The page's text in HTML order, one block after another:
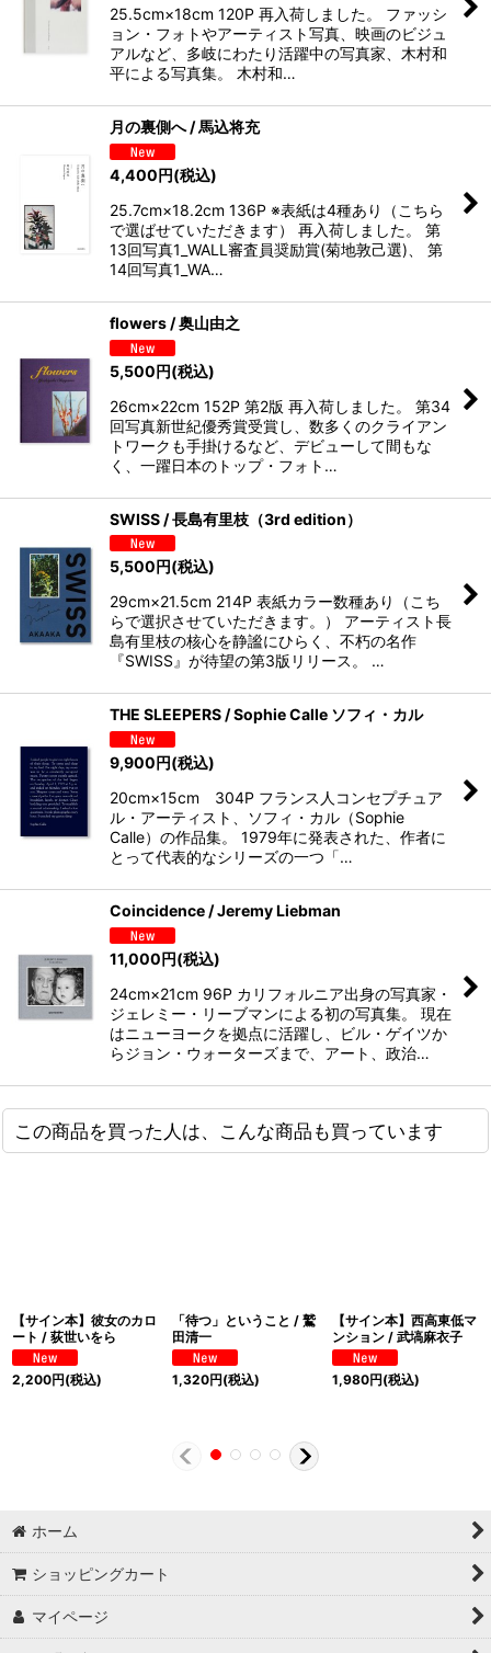
25.5cm×18cm 120P 再入荷しました。 ファッシ
ョン・フォトやアーティスト写真、映画のビジュ
アルなど、多岐にわたり活躍中の写真家、木村和
平による写真集。 木村和…
月の裏側へ / 馬込将充
4,400円(税込)
25.7cm×18.2cm 136P ※表紙は4種あり（こちら
で選ばせていただきます） 再入荷しました。 第
13回写真1_WALL審査員奨励賞(菊地敦己選)、 第
14回写真1_WA…
flowers / 奥山由之
5,500円(税込)
26cm×22cm 152P 第2版 再入荷しました。 第34
回写真新世紀優秀賞受賞し、数多くのクライアン
トワークも手掛けるなど、デビューして間もな
く、一躍日本のトップ・フォト…
SWISS / 長島有里枝（3rd edition）
5,500円(税込)
29cm×21.5cm 214P 表紙カラー数種あり（こち
らで選択させていただきます。） アーティスト長
島有里枝の核心を静謐にひらく、不朽の名作
『SWISS』が待望の第3版リリース。 …
THE SLEEPERS / Sophie Calle ソフィ・カル
9,900円(税込)
20cm×15cm 304P フランス人コンセプチュア
ル・アーティスト、ソフィ・カル（Sophie
Calle）の作品集。 1979年に発表された、作者に
とって代表的なシリーズの一つ「…
Coincidence / Jeremy Liebman
11,000円(税込)
24cm×21cm 96P カリフォルニア出身の写真家・
ジェレミー・リーブマンによる初の写真集。 現在
はニューヨークを拠点に活躍し、ビル・ゲイツか
らジョン・ウォーターズまで、アート、政治…
この商品を買った人は、こんな商品も買っています
【サイン本】彼女のカロ
ート / 荻世いをら
2,200円(税込)
「待つ」ということ / 鷲
田清一
1,320円(税込)
【サイン本】西高東低マ
ンション / 武塙麻衣子
1,980円(税込)
ホーム
ショッピングカート
マイページ